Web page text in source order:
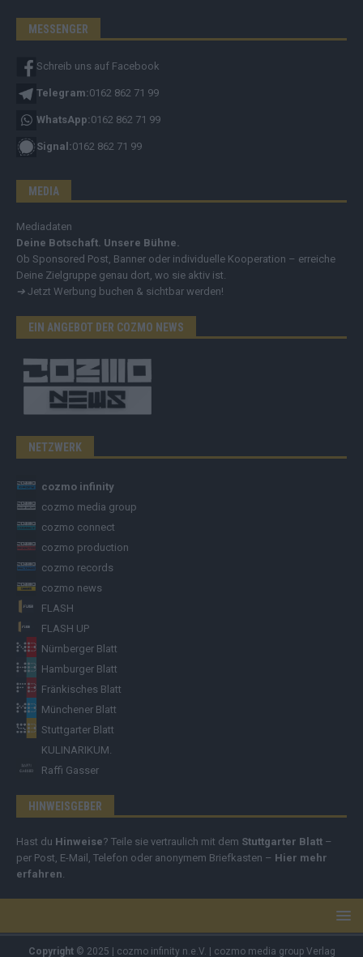
MESSENGER
Schreib uns auf Facebook
Telegram:0162 862 71 99
WhatsApp:0162 862 71 99
Signal:0162 862 71 99
MEDIA
Mediadaten
Deine Botschaft. Unsere Bühne.
Ob Sponsored Post, Banner oder individuelle Kooperation – erreiche
Deine Zielgruppe genau dort, wo sie aktiv ist.
➔ Jetzt Werbung buchen & sichtbar werden!
EIN ANGEBOT DER COZMO NEWS
NETZWERK
cozmo infinity
cozmo media group
cozmo connect
cozmo production
cozmo records
cozmo news
FLASH
FLASH UP
Nürnberger Blatt
Hamburger Blatt
Fränkisches Blatt
Münchener Blatt
Stuttgarter Blatt
KULINARIKUM.
Raffi Gasser
HINWEISGEBER
Hast du Hinweise? Teile sie vertraulich mit dem Stuttgarter Blatt –
per Post, E-Mail, Telefon oder anonymem Briefkasten – Hier mehr
erfahren.
Copyright© 2025 | cozmo infinity n.e.V. | cozmo media group Verlag